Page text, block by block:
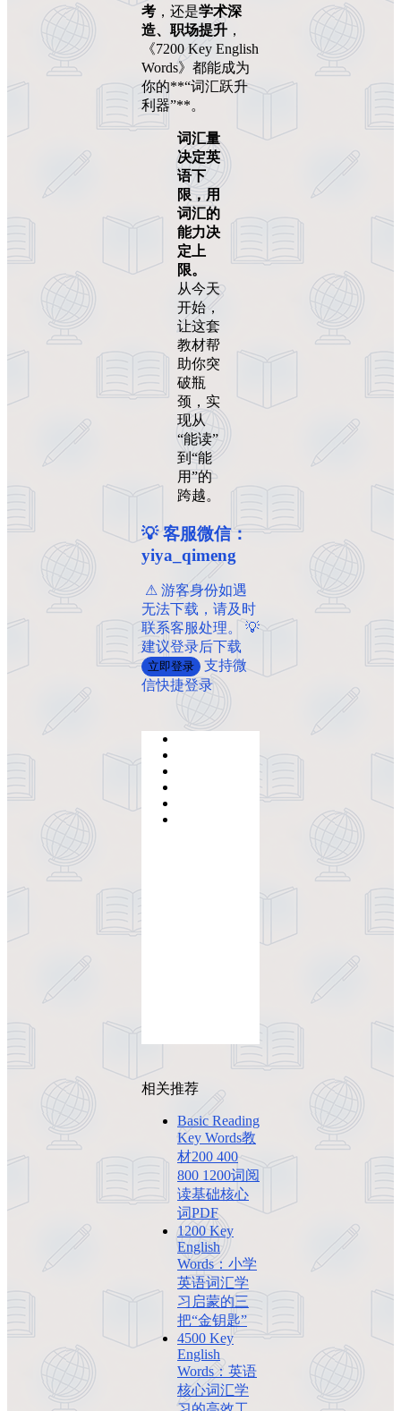
考 ，还是学术深
造、职场提升 ，
《7200 Key English
Words》都能成为
你的**“词汇跃升
利器”**。
词汇量
决定英
语下
限，用
词汇的
能力决
定上
限。
从今天
开始，
让这套
教材帮
助你突
破瓶
颈，实
现从
“能读”
到“能
用”的
跨越。
💡 客服微信：
yiya_qimeng
️ ️⚠ 游客身份如遇
无法下载，请及时
联系客服处理。 💡
建议登录后下载
立即登录
支持微
信快捷登录
相关推荐
Basic Reading
Key Words教
材200 400
800 1200词阅
读基础核心
词PDF
1200 Key
English
Words：小学
英语词汇学
习启蒙的三
把“金钥匙”
4500 Key
English
Words：英语
核心词汇学